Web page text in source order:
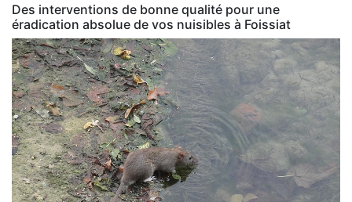
Des interventions de bonne qualité pour une
éradication absolue de vos nuisibles à Foissiat